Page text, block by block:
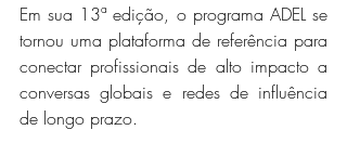
Em sua 13ª edição, o programa ADEL se
tornou uma plataforma de referência para
conectar profissionais de alto impacto a
conversas globais e redes de influência
de longo prazo.